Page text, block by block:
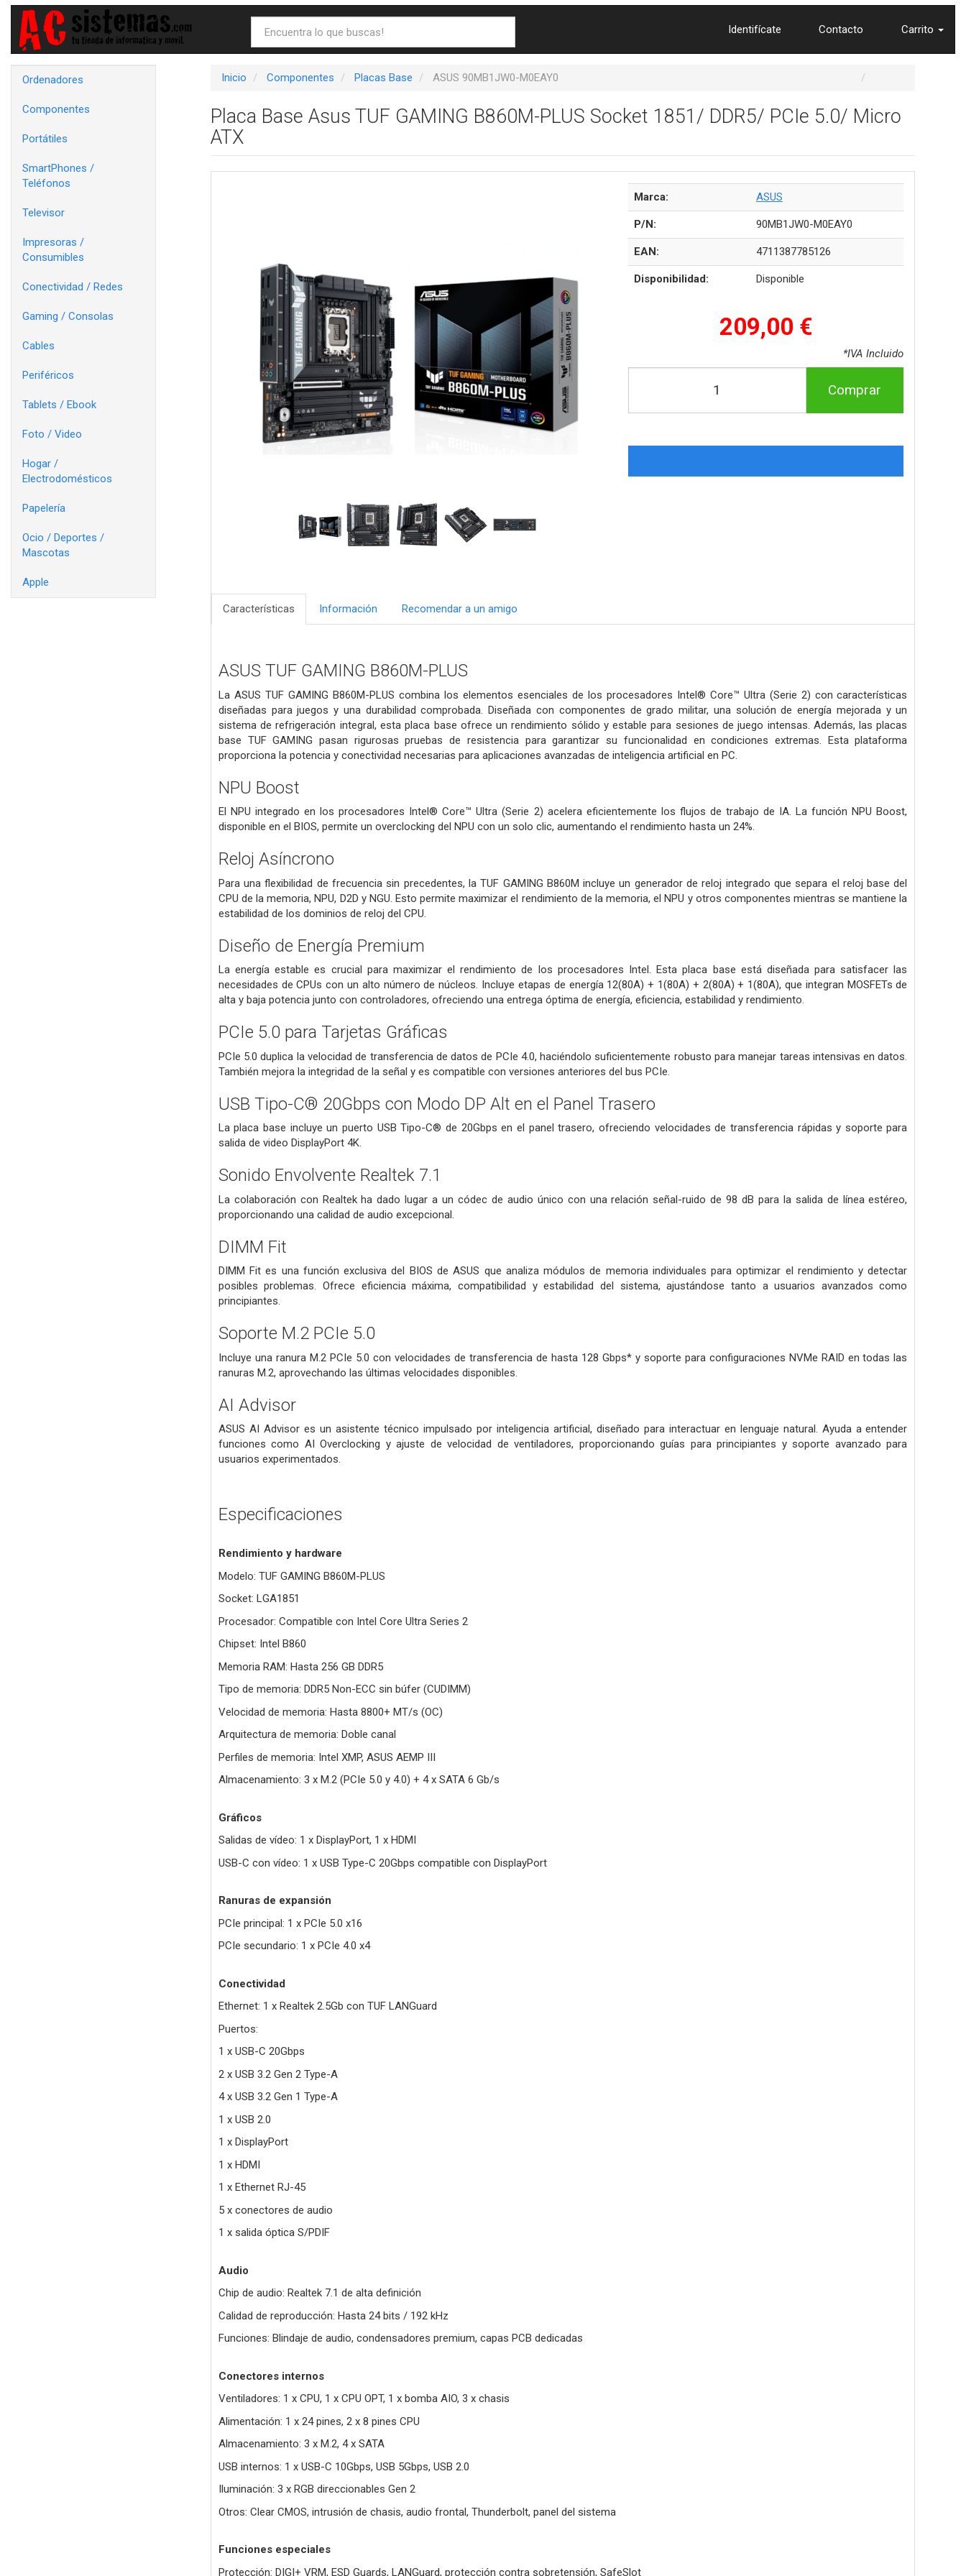
Identifícate Contacto Carrito
Ordenadores
Componentes
Portátiles
SmartPhones /
Teléfonos
Televisor
Impresoras /
Consumibles
Conectividad / Redes
Gaming / Consolas
Cables
Periféricos
Tablets / Ebook
Foto / Video
Hogar /
Electrodomésticos
Papelería
Ocio / Deportes /
Mascotas
Apple
Inicio Componentes Placas Base ASUS 90MB1JW0-M0EAY0
Placa Base Asus TUF GAMING B860M-PLUS Socket 1851/ DDR5/ PCIe 5.0/ Micro
ATX
Marca: ASUS
P/N: 90MB1JW0-M0EAY0
EAN: 4711387785126
Disponibilidad: Disponible
209,00 €
*IVA Incluido
Comprar
Características Información Recomendar a un amigo
ASUS TUF GAMING B860M-PLUS
La ASUS TUF GAMING B860M-PLUS combina los elementos esenciales de los procesadores Intel® Core™ Ultra (Serie 2) con características
diseñadas para juegos y una durabilidad comprobada. Diseñada con componentes de grado militar, una solución de energía mejorada y un
sistema de refrigeración integral, esta placa base ofrece un rendimiento sólido y estable para sesiones de juego intensas. Además, las placas
base TUF GAMING pasan rigurosas pruebas de resistencia para garantizar su funcionalidad en condiciones extremas. Esta plataforma
proporciona la potencia y conectividad necesarias para aplicaciones avanzadas de inteligencia artificial en PC.
NPU Boost
El NPU integrado en los procesadores Intel® Core™ Ultra (Serie 2) acelera eficientemente los flujos de trabajo de IA. La función NPU Boost,
disponible en el BIOS, permite un overclocking del NPU con un solo clic, aumentando el rendimiento hasta un 24%.
Reloj Asíncrono
Para una flexibilidad de frecuencia sin precedentes, la TUF GAMING B860M incluye un generador de reloj integrado que separa el reloj base del
CPU de la memoria, NPU, D2D y NGU. Esto permite maximizar el rendimiento de la memoria, el NPU y otros componentes mientras se mantiene la
estabilidad de los dominios de reloj del CPU.
Diseño de Energía Premium
La energía estable es crucial para maximizar el rendimiento de los procesadores Intel. Esta placa base está diseñada para satisfacer las
necesidades de CPUs con un alto número de núcleos. Incluye etapas de energía 12(80A) + 1(80A) + 2(80A) + 1(80A), que integran MOSFETs de
alta y baja potencia junto con controladores, ofreciendo una entrega óptima de energía, eficiencia, estabilidad y rendimiento.
PCIe 5.0 para Tarjetas Gráficas
PCIe 5.0 duplica la velocidad de transferencia de datos de PCIe 4.0, haciéndolo suficientemente robusto para manejar tareas intensivas en datos.
También mejora la integridad de la señal y es compatible con versiones anteriores del bus PCIe.
USB Tipo-C® 20Gbps con Modo DP Alt en el Panel Trasero
La placa base incluye un puerto USB Tipo-C® de 20Gbps en el panel trasero, ofreciendo velocidades de transferencia rápidas y soporte para
salida de video DisplayPort 4K.
Sonido Envolvente Realtek 7.1
La colaboración con Realtek ha dado lugar a un códec de audio único con una relación señal-ruido de 98 dB para la salida de línea estéreo,
proporcionando una calidad de audio excepcional.
DIMM Fit
DIMM Fit es una función exclusiva del BIOS de ASUS que analiza módulos de memoria individuales para optimizar el rendimiento y detectar
posibles problemas. Ofrece eficiencia máxima, compatibilidad y estabilidad del sistema, ajustándose tanto a usuarios avanzados como
principiantes.
Soporte M.2 PCIe 5.0
Incluye una ranura M.2 PCIe 5.0 con velocidades de transferencia de hasta 128 Gbps* y soporte para configuraciones NVMe RAID en todas las
ranuras M.2, aprovechando las últimas velocidades disponibles.
AI Advisor
ASUS AI Advisor es un asistente técnico impulsado por inteligencia artificial, diseñado para interactuar en lenguaje natural. Ayuda a entender
funciones como AI Overclocking y ajuste de velocidad de ventiladores, proporcionando guías para principiantes y soporte avanzado para
usuarios experimentados.
Especificaciones
Rendimiento y hardware
Modelo: TUF GAMING B860M-PLUS
Socket: LGA1851
Procesador: Compatible con Intel Core Ultra Series 2
Chipset: Intel B860
Memoria RAM: Hasta 256 GB DDR5
Tipo de memoria: DDR5 Non-ECC sin búfer (CUDIMM)
Velocidad de memoria: Hasta 8800+ MT/s (OC)
Arquitectura de memoria: Doble canal
Perfiles de memoria: Intel XMP, ASUS AEMP III
Almacenamiento: 3 x M.2 (PCIe 5.0 y 4.0) + 4 x SATA 6 Gb/s
Gráficos
Salidas de vídeo: 1 x DisplayPort, 1 x HDMI
USB-C con vídeo: 1 x USB Type-C 20Gbps compatible con DisplayPort
Ranuras de expansión
PCIe principal: 1 x PCIe 5.0 x16
PCIe secundario: 1 x PCIe 4.0 x4
Conectividad
Ethernet: 1 x Realtek 2.5Gb con TUF LANGuard
Puertos:
1 x USB-C 20Gbps
2 x USB 3.2 Gen 2 Type-A
4 x USB 3.2 Gen 1 Type-A
1 x USB 2.0
1 x DisplayPort
1 x HDMI
1 x Ethernet RJ-45
5 x conectores de audio
1 x salida óptica S/PDIF
Audio
Chip de audio: Realtek 7.1 de alta definición
Calidad de reproducción: Hasta 24 bits / 192 kHz
Funciones: Blindaje de audio, condensadores premium, capas PCB dedicadas
Conectores internos
Ventiladores: 1 x CPU, 1 x CPU OPT, 1 x bomba AIO, 3 x chasis
Alimentación: 1 x 24 pines, 2 x 8 pines CPU
Almacenamiento: 3 x M.2, 4 x SATA
USB internos: 1 x USB-C 10Gbps, USB 5Gbps, USB 2.0
Iluminación: 3 x RGB direccionables Gen 2
Otros: Clear CMOS, intrusión de chasis, audio frontal, Thunderbolt, panel del sistema
Funciones especiales
Protección: DIGI+ VRM, ESD Guards, LANGuard, protección contra sobretensión, SafeSlot